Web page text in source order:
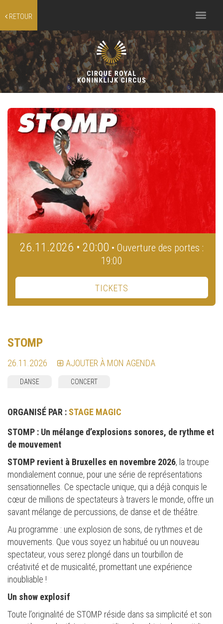
RETOUR
Toggle
navigation
26.11.2026 • 20:00 • Ouverture des portes :
19:00
TICKETS
STOMP
26.11.2026 AJOUTER À MON AGENDA
DANSE CONCERT
ORGANISÉ PAR : STAGE MAGIC
STOMP : Un mélange d’explosions sonores, de rythme et
de mouvement
STOMP revient à Bruxelles en novembre 2026, la troupe
mondialement connue, pour une série de représentations
sensationnelles. Ce spectacle unique, qui a déjà conquis le
cœur de millions de spectateurs à travers le monde, offre un
savant mélange de percussions, de danse et de théâtre.
Au programme : une explosion de sons, de rythmes et de
mouvements. Que vous soyez un habitué ou un nouveau
spectateur, vous serez plongé dans un tourbillon de
créativité et de musicalité, promettant une expérience
inoubliable !
Un show explosif
Toute l’originalité de STOMP réside dans sa simplicité et son